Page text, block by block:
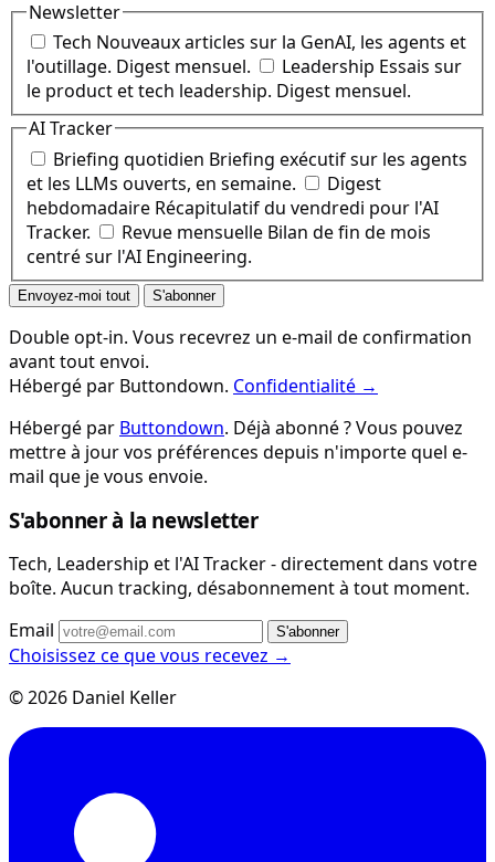
Newsletter
Tech Nouveaux articles sur la GenAI, les agents et
l'outillage. Digest mensuel.
Leadership Essais sur
le product et tech leadership. Digest mensuel.
AI Tracker
Briefing quotidien Briefing exécutif sur les agents
et les LLMs ouverts, en semaine.
Digest
hebdomadaire Récapitulatif du vendredi pour l'AI
Tracker.
Revue mensuelle Bilan de fin de mois
centré sur l'AI Engineering.
Envoyez-moi tout S'abonner
Double opt-in. Vous recevrez un e-mail de confirmation
avant tout envoi.
Hébergé par Buttondown. Confidentialité →
Hébergé par Buttondown. Déjà abonné ? Vous pouvez
mettre à jour vos préférences depuis n'importe quel e-
mail que je vous envoie.
S'abonner à la newsletter
Tech, Leadership et l'AI Tracker - directement dans votre
boîte. Aucun tracking, désabonnement à tout moment.
Email
S'abonner
Choisissez ce que vous recevez →
© 2026 Daniel Keller